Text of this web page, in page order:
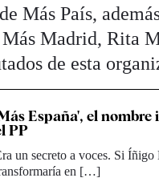
Más País,
Madrid, Rita
de esta
España', el
PP
un secreto a voces. Si
en […]